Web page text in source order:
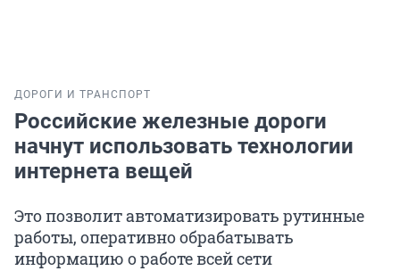
ДОРОГИ И ТРАНСПОРТ
Российские железные дороги
начнут использовать технологии
интернета вещей
Это позволит автоматизировать рутинные
работы, оперативно обрабатывать
информацию о работе всей сети